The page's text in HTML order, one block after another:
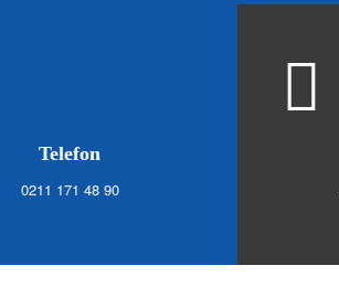
Telefon
0211 171 48 90